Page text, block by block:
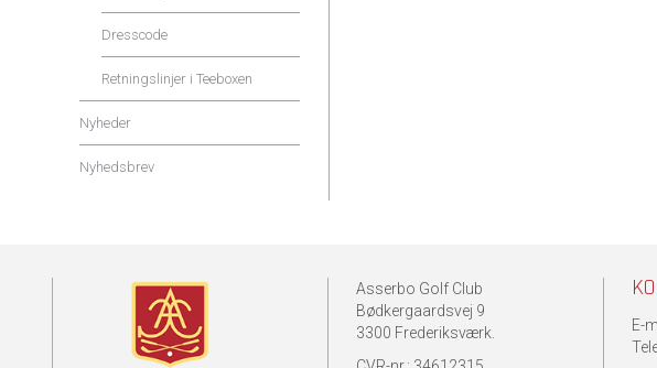
Dresscode
Retningslinjer i Teeboxen
Nyheder
Nyhedsbrev
Asserbo Golf Club
Bødkergaardsvej 9
3300 Frederiksværk.
E-